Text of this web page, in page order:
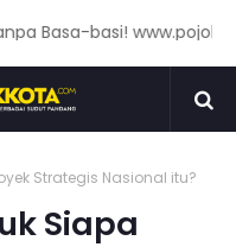
Basa-basi!
Strategis Nasional itu?
Siapa